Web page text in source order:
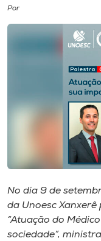
CPA
Editora
Museu
Unoesc
Store
Por
No dia 9 de
da Unoesc
“Atuação do
sociedade”,